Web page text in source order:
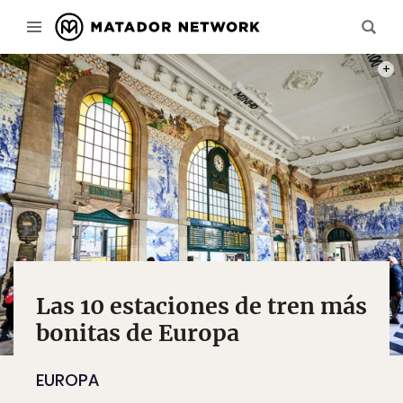
Las 10 estaciones de tren más
bonitas de Europa
EUROPA